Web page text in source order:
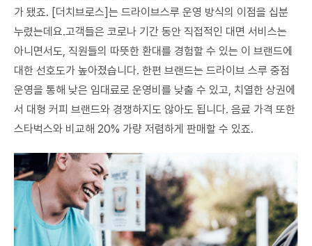
가 됐죠. [더치브로스]는 드라이브스루 운영 방식의 이점을 십분
누렸는데요.고객들은 코로나 기간 동안 직접적인 대면 서비스는
아니면서도, 직원들의 따뜻한 환대를 경험할 수 있는 이 브랜드에
대한 선호도가 높아졌습니다. 한편 브랜드는 드라이브 스루 중점
운영을 통해 낮은 임대료로 운영비를 낮출 수 있고, 치열한 상권에
서 대형 커피 브랜드와 경쟁하지도 않아도 됩니다. 음료 가격 또한
스타벅스와 비교해 20% 가량 저렴하게 판매할 수 있죠.